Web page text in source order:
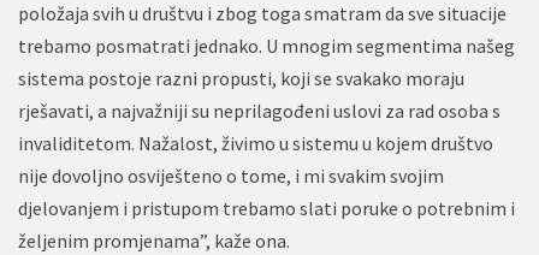
položaja svih u društvu i zbog toga smatram da sve situacije
trebamo posmatrati jednako. U mnogim segmentima našeg
sistema postoje razni propusti, koji se svakako moraju
rješavati, a najvažniji su neprilagođeni uslovi za rad osoba s
invaliditetom. Nažalost, živimo u sistemu u kojem društvo
nije dovoljno osviješteno o tome, i mi svakim svojim
djelovanjem i pristupom trebamo slati poruke o potrebnim i
željenim promjenama”, kaže ona.